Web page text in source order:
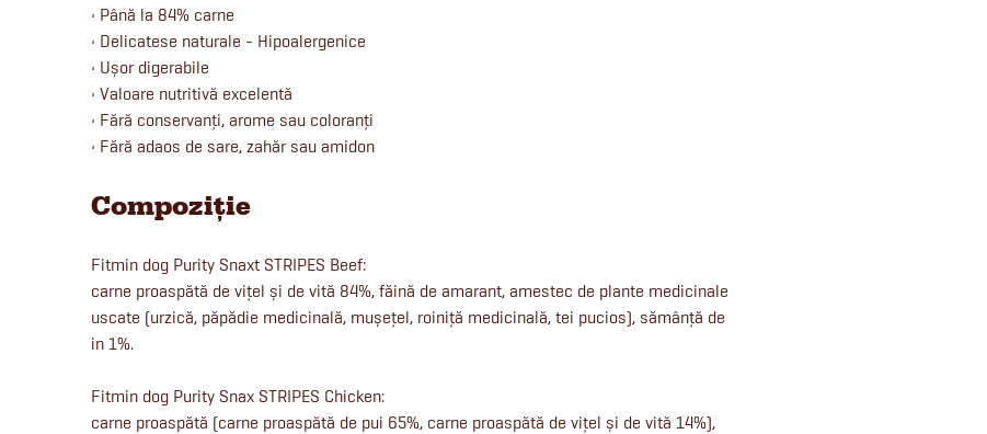
• Până la 84% carne
• Delicatese naturale - Hipoalergenice
• Ușor digerabile
• Valoare nutritivă excelentă
• Fără conservanți, arome sau coloranți
• Fără adaos de sare, zahăr sau amidon
Compoziție
Fitmin dog Purity Snaxt STRIPES Beef:
carne proaspătă de vițel și de vită 84%, făină de amarant, amestec de plante medicinale
uscate (urzică, păpădie medicinală, mușețel, roiniță medicinală, tei pucios), sămânță de
in 1%.
Fitmin dog Purity Snax STRIPES Chicken:
carne proaspătă (carne proaspătă de pui 65%, carne proaspătă de vițel și de vită 14%),